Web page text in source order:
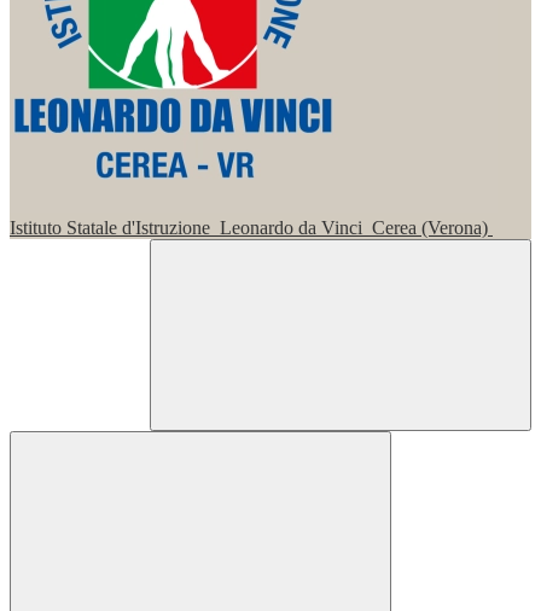
Istituto Statale d'Istruzione Leonardo da Vinci Cerea (Verona)